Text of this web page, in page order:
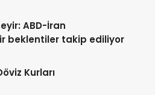
ABD-İran
beklentiler takip ediliyor
Kurları